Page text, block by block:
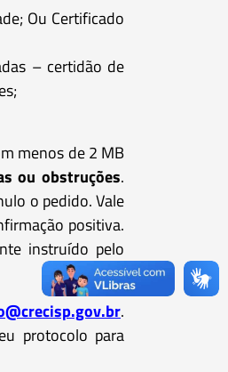
Ou Certificado
– certidão de
menos de 2 MB
ou obstruções.
o pedido. Vale
positiva.
instruído pelo
.
protocolo para